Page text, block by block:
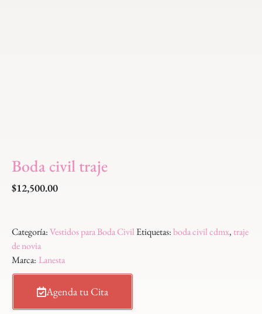
Boda civil traje
$12,500.00
Categoría:Vestidos para Boda Civil Etiquetas:boda civil cdmx, traje
de novia
Marca: Lanesta
Agenda tu Cita